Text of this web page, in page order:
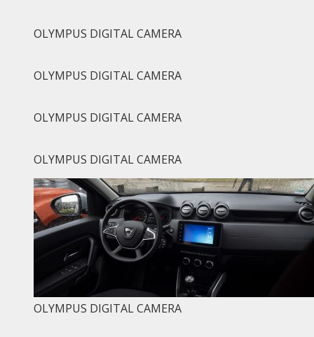
OLYMPUS DIGITAL CAMERA
OLYMPUS DIGITAL CAMERA
OLYMPUS DIGITAL CAMERA
OLYMPUS DIGITAL CAMERA
OLYMPUS DIGITAL CAMERA